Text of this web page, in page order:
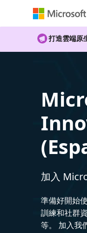
打造雲端原
加入
準備好開始
訓練和社群
等。 加入我